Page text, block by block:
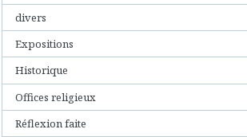
divers
Expositions
Historique
Offices religieux
Réflexion faite